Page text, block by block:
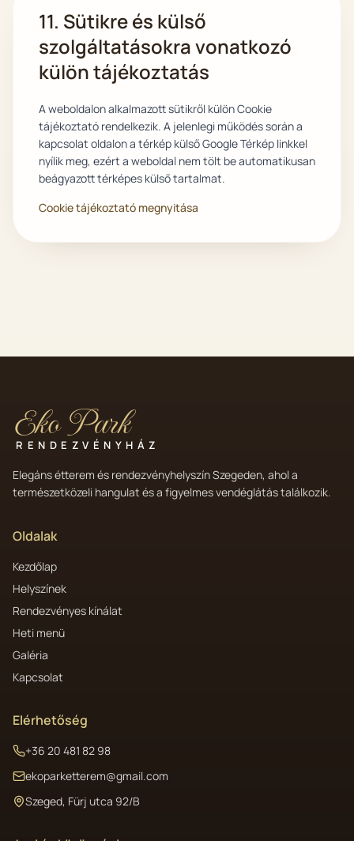
11. Sütikre és külső
szolgáltatásokra vonatkozó
külön tájékoztatás
A weboldalon alkalmazott sütikről külön Cookie
tájékoztató rendelkezik. A jelenlegi működés során a
kapcsolat oldalon a térkép külső Google Térkép linkkel
nyílik meg, ezért a weboldal nem tölt be automatikusan
beágyazott térképes külső tartalmat.
Cookie tájékoztató megnyitása
Eko Park
RENDEZVÉNYHÁZ
Elegáns étterem és rendezvényhelyszín Szegeden, ahol a
természetközeli hangulat és a figyelmes vendéglátás találkozik.
Oldalak
Kezdőlap
Helyszínek
Rendezvényes kínálat
Heti menü
Galéria
Kapcsolat
Elérhetőség
+36 20 481 82 98
ekoparketterem@gmail.com
Szeged, Fürj utca 92/B